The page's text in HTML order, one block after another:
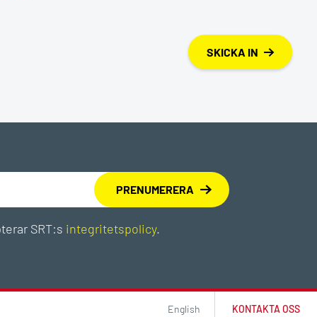
SKICKA IN
SRT:s integritetspolicy.
English KONTAKTA OSS